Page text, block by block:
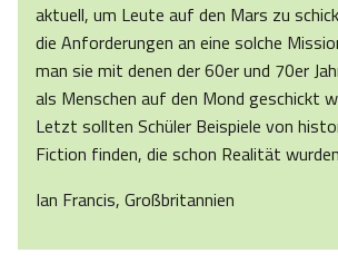
aktuell, um Leute auf den Mars zu
die Anforderungen an eine solche
man sie mit denen der 60er und 70er
als Menschen auf den Mond geschickt
Letzt sollten Schüler Beispiele von
Fiction finden, die schon Realität
Ian Francis, Großbritannien